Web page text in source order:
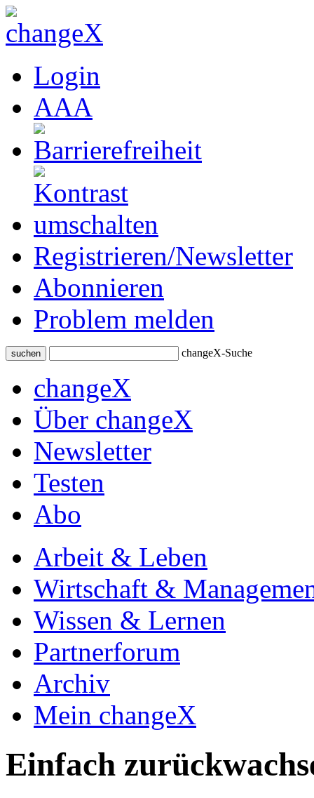
Login
AAA
Registrieren/Newsletter
Abonnieren
Problem melden
suchen changeX-Suche
changeX
Über changeX
Newsletter
Testen
Abo
Arbeit & Leben
Wirtschaft &
Wissen & Lernen
Partnerforum
Archiv
Mein changeX
Einfach